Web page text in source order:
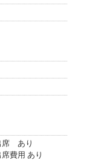
出席 あり
用 あり